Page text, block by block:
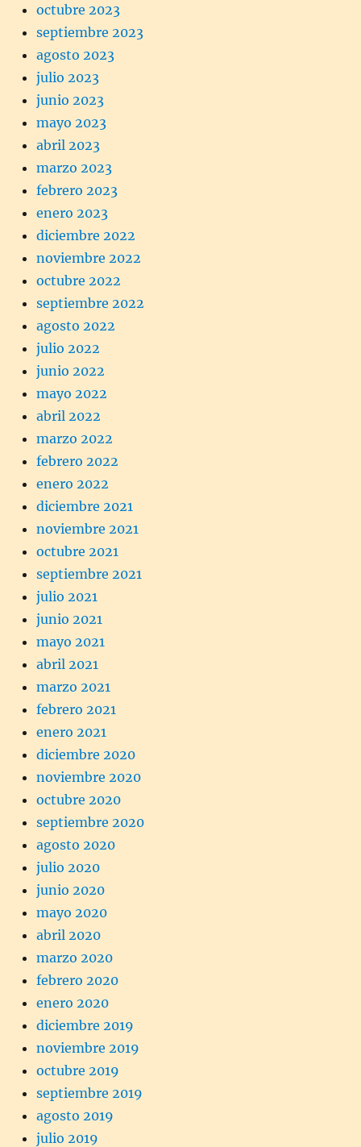
octubre 2023
septiembre 2023
agosto 2023
julio 2023
junio 2023
mayo 2023
abril 2023
marzo 2023
febrero 2023
enero 2023
diciembre 2022
noviembre 2022
octubre 2022
septiembre 2022
agosto 2022
julio 2022
junio 2022
mayo 2022
abril 2022
marzo 2022
febrero 2022
enero 2022
diciembre 2021
noviembre 2021
octubre 2021
septiembre 2021
julio 2021
junio 2021
mayo 2021
abril 2021
marzo 2021
febrero 2021
enero 2021
diciembre 2020
noviembre 2020
octubre 2020
septiembre 2020
agosto 2020
julio 2020
junio 2020
mayo 2020
abril 2020
marzo 2020
febrero 2020
enero 2020
diciembre 2019
noviembre 2019
octubre 2019
septiembre 2019
agosto 2019
julio 2019